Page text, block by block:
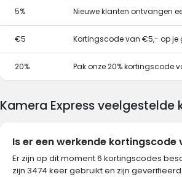
5% Nieuwe klanten ontvangen
€5 Kortingscode van €5,- op je
20% Pak onze 20% kortingscode
Kamera Express veelgestelde
Is er een werkende
Er zijn op dit moment 6 kortingscodes
zijn 3474 keer gebruikt en zijn